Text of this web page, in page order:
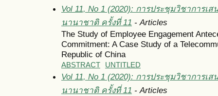
Vol 11, No 1 (2020): การประชุมวิชาการเ
นานาชาติ ครั้งที่ 11 - Articles
The Study of Employee Engagement
Commitment: A Case Study of a
Republic of China
ABSTRACT UNTITLED
Vol 11, No 1 (2020): การประชุมวิชาการเ
นานาชาติ ครั้งที่ 11 - Articles